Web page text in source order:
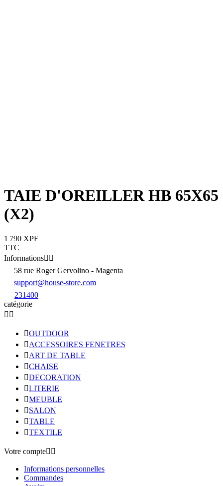
TAIE D'OREILLER HB 65X65
(X2)
1 790 XPF
TTC
Informations 
58 rue Roger Gervolino - Magenta
support@house-store.com
231400
catégorie
 
OUTDOOR
ACCESSOIRES FENETRES
ART DE TABLE
CHAISE
DECORATION
LITERIE
MEUBLE
SALON
TABLE
TEXTILE
Votre compte 
Informations personnelles
Commandes